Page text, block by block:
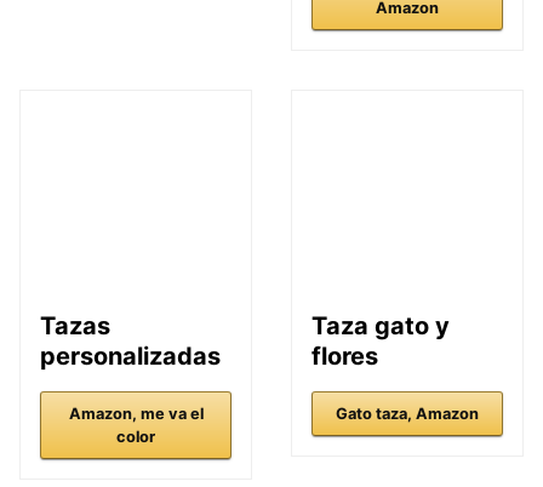
Amazon
Tazas
personalizadas
Amazon, me va el
color
Taza gato y
flores
Gato taza, Amazon